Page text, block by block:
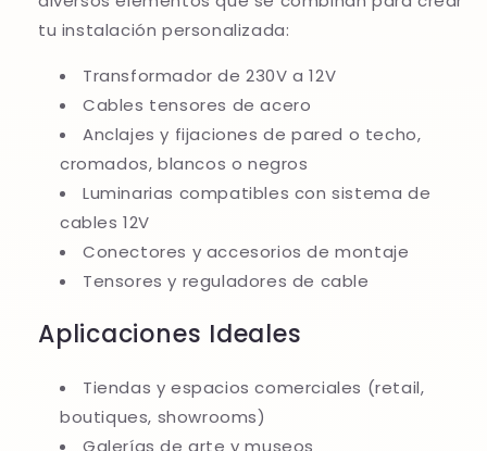
tu instalación personalizada:
Transformador de 230V a 12V
Cables tensores de acero
Anclajes y fijaciones de pared o techo,
cromados, blancos o negros
Luminarias compatibles con sistema de
cables 12V
Conectores y accesorios de montaje
Tensores y reguladores de cable
Aplicaciones Ideales
Tiendas y espacios comerciales (retail,
boutiques, showrooms)
Galerías de arte y museos